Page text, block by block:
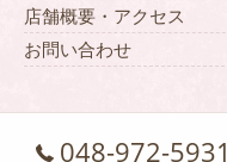
店舗概要・アクセス
お問い合わせ
048-972-5931